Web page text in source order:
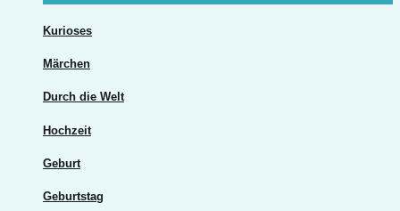
Kurioses
Märchen
Durch die Welt
Hochzeit
Geburt
Geburtstag